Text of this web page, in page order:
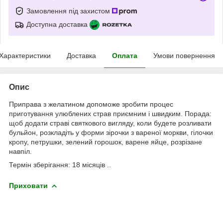
Замовлення під захистом
Доступна доставка
Доставка Оплата Умови повернення
Опис
Приправа з желатином допоможе зробити процес
приготування улюблених страв приємним і швидким. Порада:
щоб додати страві святкового вигляду, коли будете розливати
бульйон, розкладіть у форми зірочки з вареної моркви, гілочки
кропу, петрушки, зелений горошок, варене яйце, розрізане
навпіл.
Термін зберігання: 18 місяців ..
Приховати